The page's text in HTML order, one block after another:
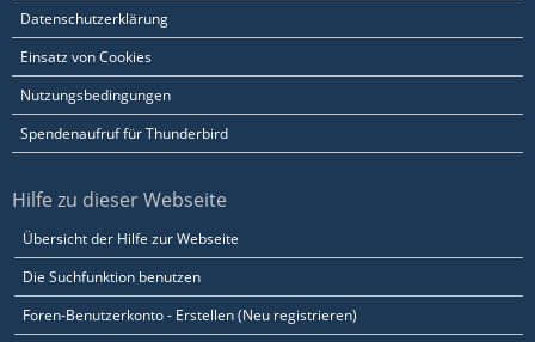
Datenschutzerklärung
Einsatz von Cookies
Nutzungsbedingungen
Spendenaufruf für Thunderbird
Hilfe zu dieser Webseite
Übersicht der Hilfe zur Webseite
Die Suchfunktion benutzen
Foren-Benutzerkonto - Erstellen (Neu registrieren)